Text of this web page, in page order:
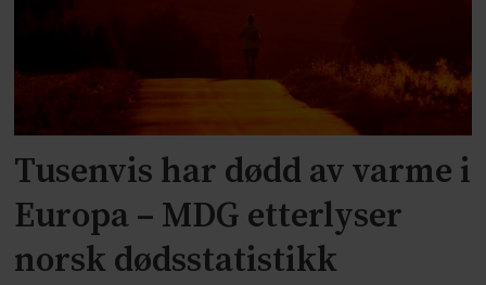
Tusenvis har dødd av varme i
Europa – MDG etterlyser
norsk dødsstatistikk